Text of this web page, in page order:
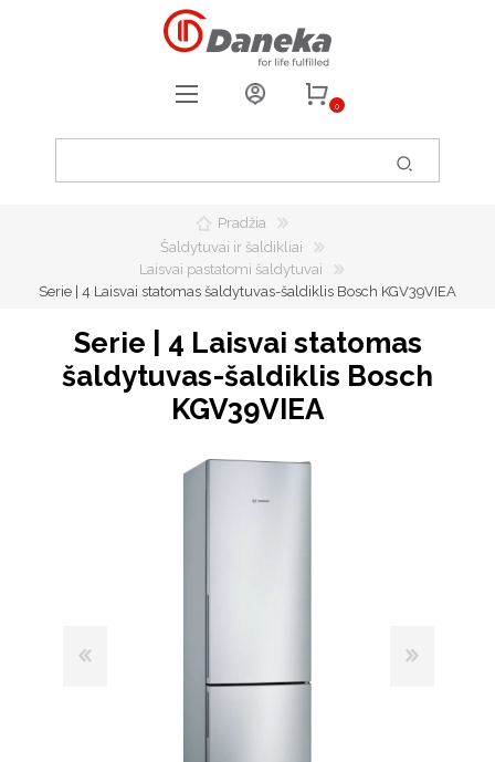
0
0
Pradžia
Šaldytuvai ir šaldikliai
Laisvai pastatomi šaldytuvai
Serie | 4 Laisvai statomas šaldytuvas-šaldiklis Bosch KGV39VIEA
Serie | 4 Laisvai statomas
šaldytuvas-šaldiklis Bosch
KGV39VIEA